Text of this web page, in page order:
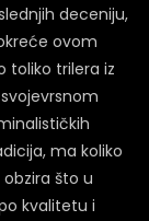
deceniju,
ovom
toliko trilera iz
ma koliko
što u
kvalitetu i